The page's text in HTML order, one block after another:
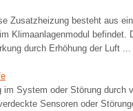
Zusatzheizung besteht aus
Klimaanlagenmodul befindet.
durch Erhöhung der Luft ...
im System oder Störung durch
Sensoren oder